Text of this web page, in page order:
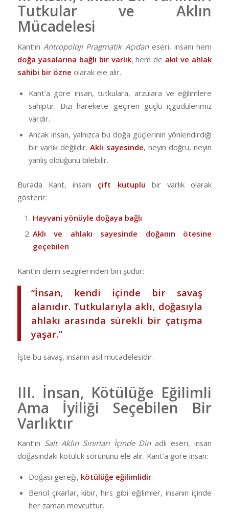
Tutkular ve Aklın
Mücadelesi
Kant’ın Antropoloji Pragmatik Açıdaneseri, insanı hem
doğa yasalarına bağlı bir varlık, hem de akıl ve ahlak
sahibi bir özne olarak ele alır.
Kant’a göre insan, tutkulara, arzulara ve eğilimlere
sahiptir. Bizi harekete geçiren güçlü içgüdülerimiz
vardır.
Ancak insan, yalnızca bu doğa güçlerinin yönlendirdiği
bir varlık değildir.Aklı sayesinde, neyin doğru, neyin
yanlış olduğunu bilebilir.
Burada Kant, insanı çift kutuplu bir varlık olarak
gösterir:
Hayvani yönüyle doğaya bağlı
Aklı ve ahlakı sayesinde doğanın ötesine
geçebilen
Kant’ın derin sezgilerinden biri şudur:
“İnsan, kendi içinde bir savaş
alanıdır. Tutkularıyla aklı, doğasıyla
ahlakı arasında sürekli bir çatışma
yaşar.”
İşte bu savaş, insanın asıl mücadelesidir.
III. İnsan, Kötülüğe Eğilimli
Ama İyiliği Seçebilen Bir
Varlıktır
Kant’ın Salt Aklın Sınırları İçinde Dinadlı eseri, insan
doğasındaki kötülük sorununu ele alır. Kant’a göre insan:
Doğası gereği, kötülüğe eğilimlidir.
Bencil çıkarlar, kibir, hırs gibi eğilimler, insanın içinde
her zaman mevcuttur.